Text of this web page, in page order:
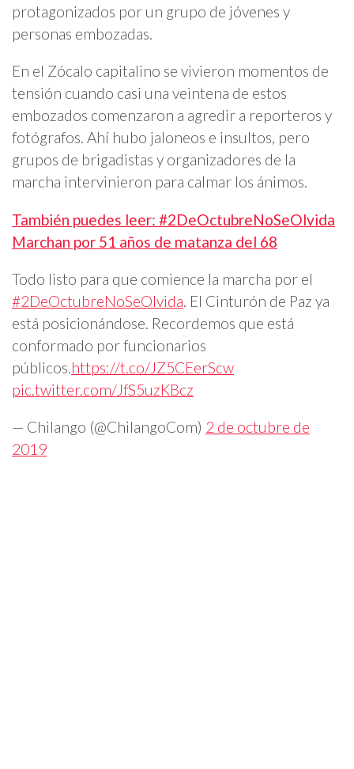
protagonizados por un grupo de jóvenes y
personas embozadas.
En el Zócalo capitalino se vivieron momentos de
tensión cuando casi una veintena de estos
embozados comenzaron a agredir a reporteros y
fotógrafos. Ahí hubo jaloneos e insultos, pero
grupos de brigadistas y organizadores de la
marcha intervinieron para calmar los ánimos.
También puedes leer: #2DeOctubreNoSeOlvida
Marchan por 51 años de matanza del 68
Todo listo para que comience la marcha por el
#2DeOctubreNoSeOlvida. El Cinturón de Paz ya
está posicionándose. Recordemos que está
conformado por funcionarios
públicos.https://t.co/JZ5CEerScw
pic.twitter.com/JfS5uzKBcz
— Chilango (@ChilangoCom) 2 de octubre de
2019